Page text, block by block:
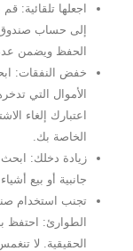
اجعلها تلقائية:
إلى حساب
الحفظ ويضمن
خفض النفقات:
الأموال التي
اعتبارك إلغاء
الخاصة بك.
زيادة دخلك:
جانبية أو بيع
تجنب استخدام
الطوارئ: احتفظ
الحقيقية. لا